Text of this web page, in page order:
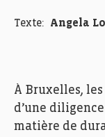
Texte: Angela
À Bruxelles,
d’une
matière de